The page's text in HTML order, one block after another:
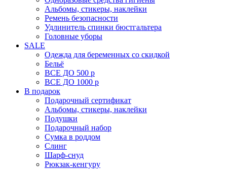
Альбомы, стикеры, наклейки
Ремень безопасности
Удлинитель спинки бюстгальтера
Головные уборы
SALE
Одежда для беременных со скидкой
Бельё
ВСЕ ДО 500 р
ВСЕ ДО 1000 р
В подарок
Подарочный сертификат
Альбомы, стикеры, наклейки
Подушки
Подарочный набор
Сумка в роддом
Слинг
Шарф-снуд
Рюкзак-кенгуру